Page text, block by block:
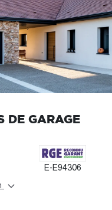
DE GARAGE
E-E94306